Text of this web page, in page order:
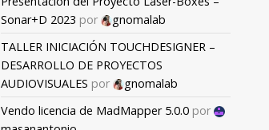
Sonar+D 2023 por
gnomalab
TALLER INICIACIÓN TOUCHDESIGNER –
DESARROLLO DE PROYECTOS
AUDIOVISUALES por
gnomalab
Vendo licencia de MadMapper 5.0.0 por